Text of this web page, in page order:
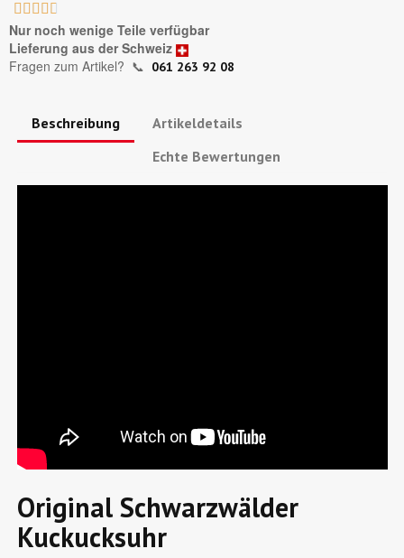
    
Nur noch wenige Teile verfügbar
Lieferung aus der Schweiz
Fragen zum Artikel? 📞 061 263 92 08
Beschreibung
Artikeldetails
Echte Bewertungen
Original Schwarzwälder
Kuckucksuhr